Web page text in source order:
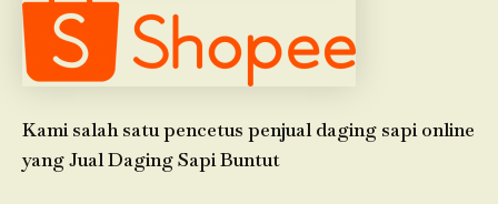
Kami salah satu pencetus penjual daging sapi online
yang Jual Daging Sapi Buntut